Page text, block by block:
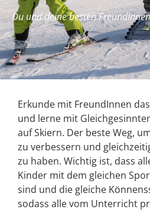
Du und deine besten
Erkunde mit FreundInnen
und lerne mit
auf Skiern. Der beste Weg,
zu verbessern und
zu haben. Wichtig ist, dass
Kinder mit dem gleichen
sind und die gleiche
sodass alle vom Unterricht